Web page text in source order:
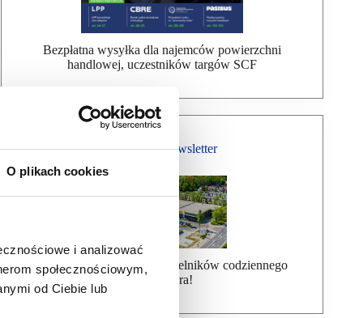
O plikach cookies
i analizować
społecznościowym,
od Ciebie lub
Bezpłatna wysyłka dla najemców powierzchni
handlowej, uczestników targów SCF
Bezpłatny Newsletter
Dołącz do ponad 7000 czytelników codziennego
newslettera!